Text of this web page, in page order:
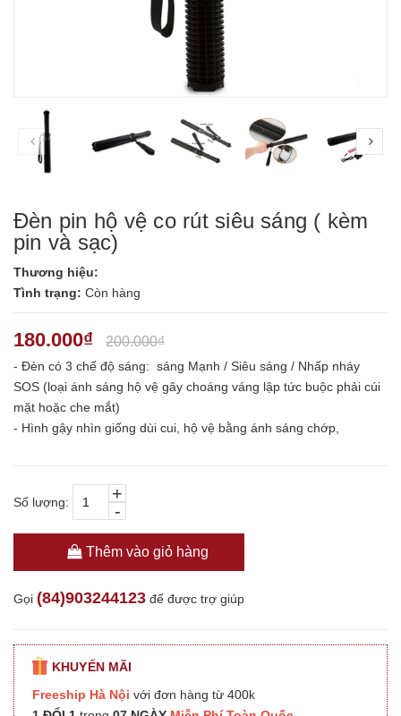
prev
Đèn pin hộ vệ co rút siêu sáng ( kèm
pin và sạc)
Thương hiệu:
Tình trạng: Còn hàng
180.000₫ 200.000₫
- Đèn có 3 chế độ sáng: sáng Mạnh / Siêu sáng / Nhấp nháy
SOS (loại ánh sáng hộ vệ gây choáng váng lập tức buộc phải cúi
mặt hoặc che mắt)
- Hình gậy nhìn giống dùi cui, hộ vệ bằng ánh sáng chớp,
Số lượng: -
+
Thêm vào giỏ hàng
Gọi (84)903244123 để được trợ giúp
KHUYẾN MÃI
Freeship Hà Nội với đơn hàng từ 400k